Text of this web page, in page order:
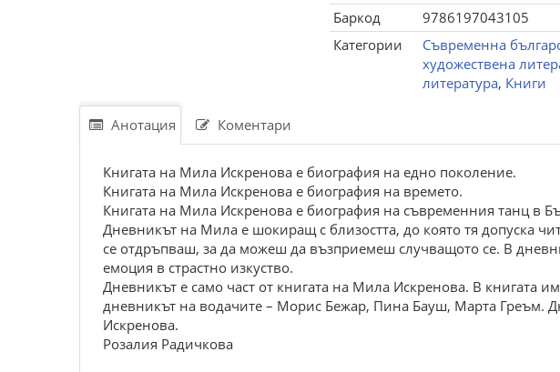
Баркод
9786197043105
Категории
Съвременна
художествена
литература, Книги
Анотация Коментари
Книгата на Мила Искренова е биография на едно поколение.
Книгата на Мила Искренова е биография на времето.
Книгата на Мила Искренова е биография на съвременния танц в
Дневникът на Мила е шокиращ с близостта, до която тя допуска
се отдръпваш, за да можеш да възприемеш случващото се. В
емоция в страстно изкуство.
Дневникът е само част от книгата на Мила Искренова. В книгата
дневникът на водачите – Морис Бежар, Пина Бауш, Марта Греъм.
Искренова.
Розалия Радичкова